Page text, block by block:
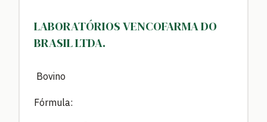
LABORATÓRIOS VENCOFARMA DO
BRASIL LTDA.
Bovino
Fórmula: